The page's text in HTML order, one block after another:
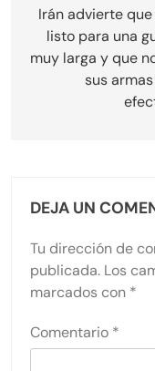
de
entradas
Irán advierte
listo para una
muy larga y que
sus
DEJA UN
Tu dirección de
publicada. Los
marcados con *
Comentario *